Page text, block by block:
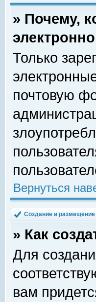
» Почему,
Только
почтовую
Вернуться
Создание и
» Как
Для
вам